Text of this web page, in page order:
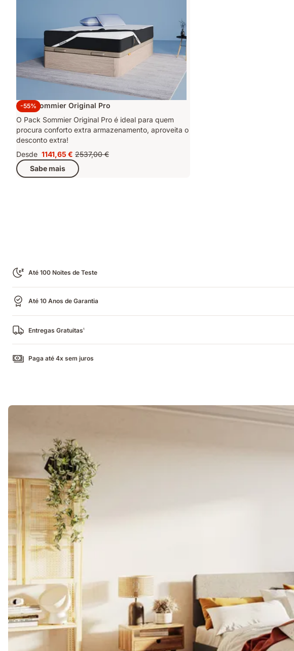
-55%
Pack Sommier Original Pro
O Pack Sommier Original Pro é ideal para quem
procura conforto extra armazenamento, aproveita o
desconto extra!
Desde Preço
1141,65 €
1141,65 € Preço
original
2537,00 €
2537,00 €
Sabe mais
Até 100 Noites de Teste
Até 10 Anos de Garantia
Entregas Gratuitas1
Paga até 4x sem juros